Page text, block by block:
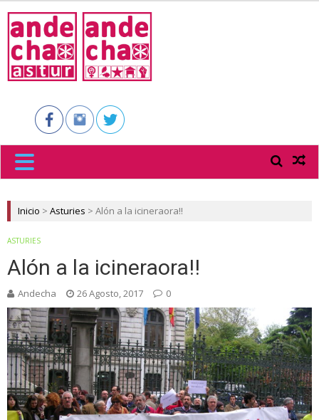
ASTUR
Inicio > Asturies > Alón a la icineraora!!
ASTURIES
Alón a la icineraora!!
Andecha 26 Agosto, 2017 0